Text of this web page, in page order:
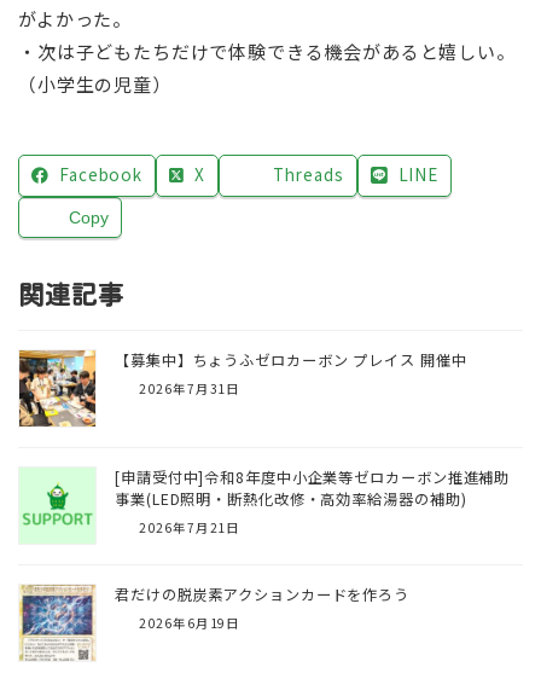
がよかった。
・次は子どもたちだけで体験できる機会があると嬉しい。
（小学生の児童）
Facebook X Threads LINE
Copy
関連記事
【募集中】ちょうふゼロカーボン プレイス 開催中
2026年7月31日
[申請受付中]令和8年度中小企業等ゼロカーボン推進補助
事業(LED照明・断熱化改修・高効率給湯器の補助)
2026年7月21日
君だけの脱炭素アクションカードを作ろう
2026年6月19日